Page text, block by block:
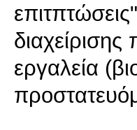
εργαλεία